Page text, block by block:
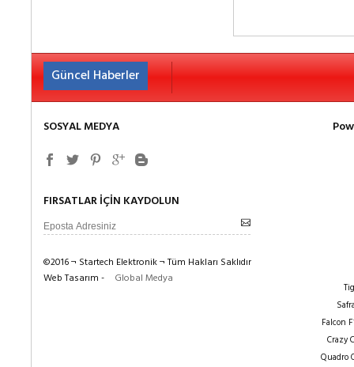
Güncel Haberler 10 Mayıs 2016
SOSYAL MEDYA
FIRSATLAR İÇİN KAYDOLUN
©2016 ¬ Startech Elektronik ¬ Tüm Hakları Saklıdır
Web Tasarım -
Global Medya
Falcon
Crazy
Quadro